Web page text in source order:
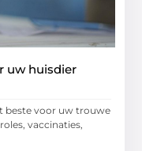
uw huisdier
beste voor uw trouwe
vaccinaties,